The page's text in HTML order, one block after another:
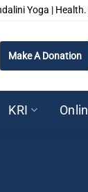
Yoga |
Make A Donation
KRI